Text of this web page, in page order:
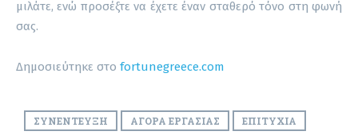
μιλάτε, ενώ προσέξτε να έχετε έναν σταθερό τόνο στη φωνή
σας.
Δημοσιεύτηκε στο fortunegreece.com
ΣΥΝΈΝΤΕΥΞΗ ΑΓΟΡΆ ΕΡΓΑΣΊΑΣ ΕΠΙΤΥΧΊΑ